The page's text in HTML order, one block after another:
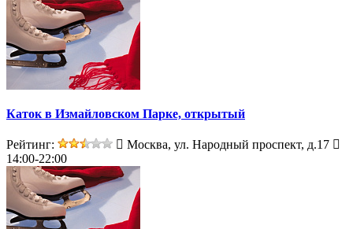
Каток в Измайловском Парке, открытый
Рейтинг:
Москва, ул. Народный проспект, д.17
14:00-22:00